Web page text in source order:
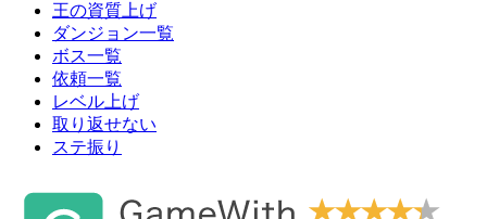
王の資質上げ
ダンジョン一覧
ボス一覧
依頼一覧
レベル上げ
取り返せない
ステ振り